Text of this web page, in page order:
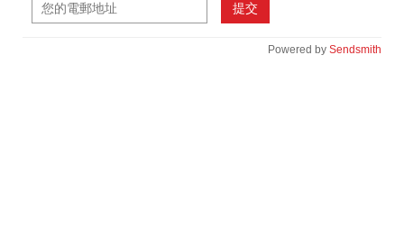
提交
Powered by Sendsmith